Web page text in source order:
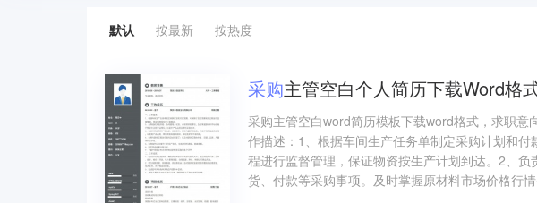
默认 按最新 按热度
采购主管空白个人简历下载Word格
采购主管空白word简历模板下载word格式，求职意
作描述：1、根据车间生产任务单制定采购计划和
程进行监督管理，保证物资按生产计划到达。2、
货、付款等采购事项。及时掌握原材料市场价格行